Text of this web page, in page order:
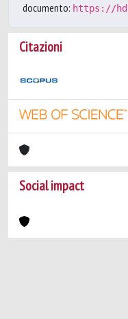
documento: https://
Citazioni
Social impact